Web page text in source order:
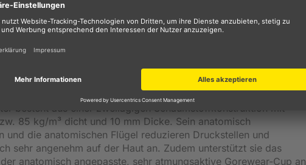
schützt vor Kälte und Windchill, ohne zu überhitzen, und
und Feuchtigkeitsableitung. Reflektierende Details an den
in der Dämmerung oder Dunkelheit. Ob auf dem Rennrad
du die richtige Entscheidung für deine nächsten Abenteuer
besteht aus einer zweilagigen Schaumstoffkonstruktion mit
85 kg/m³ dicht und 10 mm Dicke. Sein anatomisch
und die anatomischen Flügel reduzieren Druckstellen und
sehr angenehm auf der Haut an. Zudem unterstützt sie das
anatomisch angepasste, sehr atmungsaktive Gorewear-Cup an